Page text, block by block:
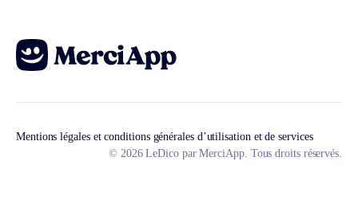
Mentions légales et conditions générales d’utilisation et de services
© 2026 LeDico par MerciApp. Tous droits réservés.